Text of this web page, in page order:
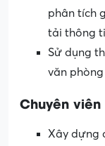
phân tích
tải thông
Sử dụng
văn phòng
Chuyên
Xây dựng